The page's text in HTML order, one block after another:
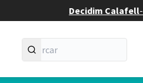
Decidim Calafell-